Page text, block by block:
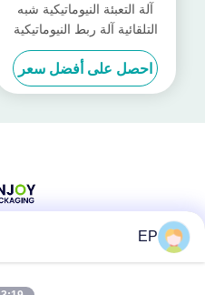
آلة التعبئة النيوماتيكية شبه
التلقائية آلة ربط النيوماتيكية
اليدوية 6KN
احصل على أفضل سعر
EP